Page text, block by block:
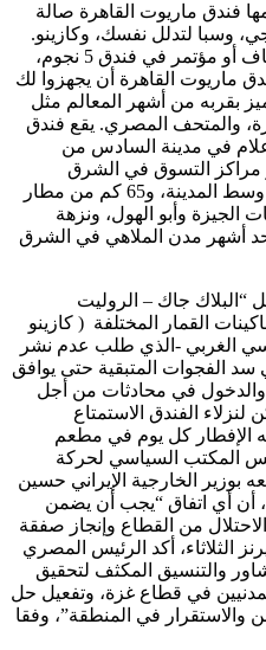
فندق ماريوت القاهرة صالة
وسبا لتدلل نفسك، وكازينو.
وإذا كنت تبحث عن إقامة حفل زفاف أو مؤتمر في فندق 5 نجوم،
ماريوت القاهرة أن يجهزوا لك
بقربه من أشهر المعالم مثل
والمتحف المصري. يقع فندق
في مدينة السادس من
مراكز التسوق في الشرق
الأوسط. على بعد 45 كم فقط من وسط المدينة، و65 كم من مطار
كم من أهرامات الجيزة وأبو الهول، ونزهة
أشهر مدن الملاهي في الشرق
“البلاك جاك – الروليت
القمار المختلفة ( كازينو
الغربي -الذي طلب عدم نشر
سد الفجوات المتبقية حتى يوافق
هدنة لمدة 6 أسابيع والدخول في محادثات من أجل
لنزلاء الفندق الاستمتاع
الإفطار كل يوم في مطعم
المكتب السياسي لحركة
الخارجية الإيراني حسين
أن أي اتفاق “يجب أن يضمن
من القطاع وإنجاز صفقة
الثلاثاء، أكد الرئيس المصري
والتنسيق المكثف لتحقيق
في قطاع غزة، وتفعيل حل
والاستقرار في المنطقة”، وفقا